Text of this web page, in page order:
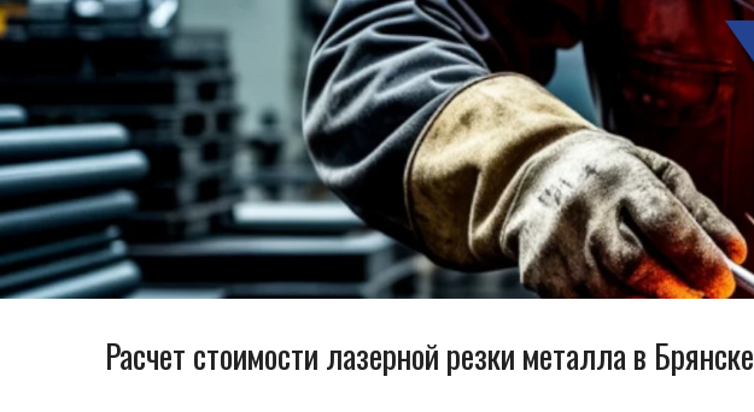
Расчет стоимости лазерной резки металла в Брянске